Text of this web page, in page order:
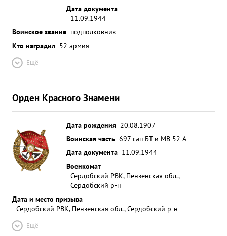
Дата документа
11.09.1944
Воинское звание подполковник
Кто наградил 52 армия
Ещё
Орден Красного Знамени
Дата рождения 20.08.1907
Воинская часть 697 сап БТ и МВ 52 А
Дата документа 11.09.1944
Военкомат
Сердобский РВК, Пензенская обл.,
Сердобский р-н
Дата и место призыва
Сердобский РВК, Пензенская обл., Сердобский р-н
Ещё